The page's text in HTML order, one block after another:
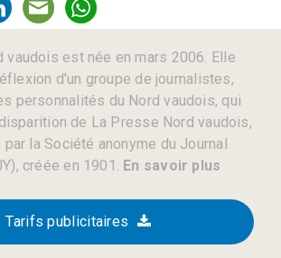
vaudois est née en mars 2006. Elle
d’un groupe de journalistes,
personnalités du Nord vaudois, qui
de La Presse Nord vaudois,
la Société anonyme du Journal
créée en 1901. En savoir plus
Tarifs publicitaires